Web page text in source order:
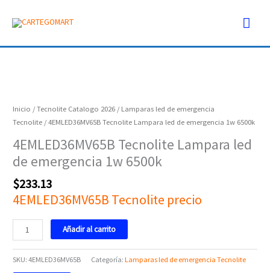
Inicio /Tecnolite Catalogo 2026 / Lamparas led de emergencia
Tecnolite / 4EMLED36MV65B Tecnolite Lampara led de emergencia 1w 6500k
4EMLED36MV65B Tecnolite Lampara led
de emergencia 1w 6500k
$233.13
4EMLED36MV65B Tecnolite precio
Lampara
led
emergencia
1w
cantidad
Añadir al carrito
SKU:4EMLED36MV65B Categoría:Lamparas led de emergencia Tecnolite